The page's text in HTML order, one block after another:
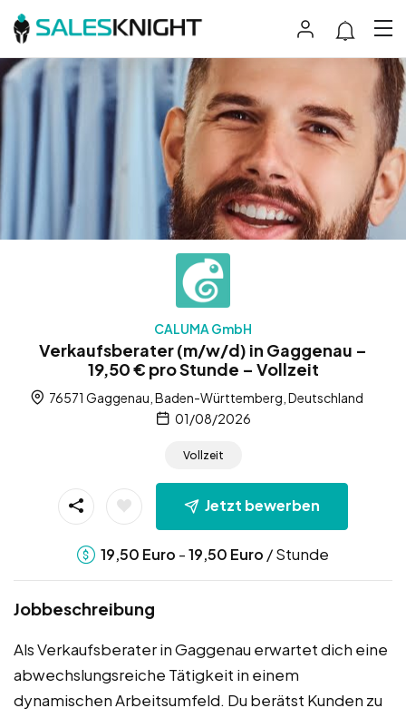
CALUMA GmbH
Verkaufsberater (m/w/d) in Gaggenau –
19,50 € pro Stunde – Vollzeit
76571 Gaggenau, Baden-Württemberg, Deutschland
01/08/2026
Vollzeit
Jetzt bewerben
19,50 Euro -19,50 Euro / Stunde
Jobbeschreibung
Als Verkaufsberater in Gaggenau erwartet dich eine
abwechslungsreiche Tätigkeit in einem
dynamischen Arbeitsumfeld. Du berätst Kunden zu